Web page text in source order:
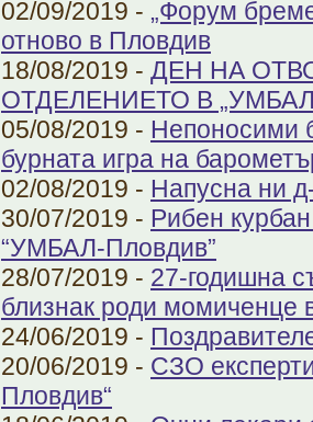
02/09/2019 - „Форум
отново в Пловдив
18/08/2019 - ДЕН НА
ОТДЕЛЕНИЕТО В
05/08/2019 - Непоносими
бурната игра на
02/08/2019 - Напусна ни
30/07/2019 - Рибен
“УМБАЛ-Пловдив”
28/07/2019 - 27-годишна
близнак роди момиченце
24/06/2019 -
20/06/2019 - СЗО
Пловдив“